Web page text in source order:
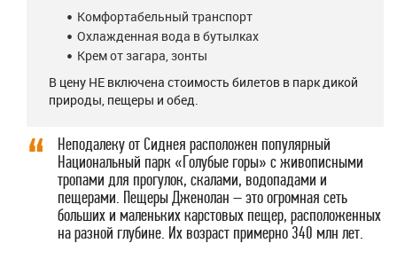
Комфортабельный транспорт
Охлажденная вода в бутылках
Крем от загара, зонты
В цену НЕ включена стоимость билетов в парк дикой
природы, пещеры и обед.
Неподалеку от Сиднея расположен популярный
Национальный парк «Голубые горы» с живописными
тропами для прогулок, скалами, водопадами и
пещерами. Пещеры Дженолан – это огромная сеть
больших и маленьких карстовых пещер, расположенных
на разной глубине. Их возраст примерно 340 млн лет.